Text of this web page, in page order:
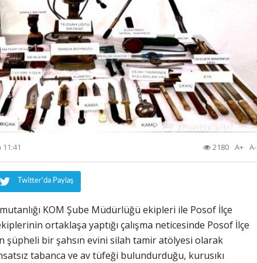
A-
A+
2180
Twitter'da Paylaş
KOM Şube Müdürlüğü ekipleri ile Posof İlçe
ortaklaşa yaptığı çalışma neticesinde Posof İlçe
şüpheli bir şahsın evini silah tamir atölyesi olarak
tabanca ve av tüfeği bulundurduğu, kurusıkı